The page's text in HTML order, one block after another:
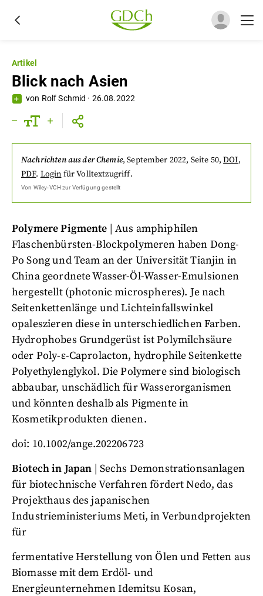
Artikel
Blick nach Asien
von Rolf Schmid · 26.08.2022
Nachrichten aus der Chemie,September 2022, Seite 50,DOI,
PDF. Login für Volltextzugriff.
Von Wiley-VCHzur Verfügung gestellt
Polymere Pigmente | Aus amphiphilen
Flaschenbürsten-Blockpolymeren haben Dong-
Po Song und Team an der Universität Tianjin in
China geordnete Wasser-Öl-Wasser-Emulsionen
hergestellt (photonic microspheres). Je nach
Seitenkettenlänge und Lichteinfallswinkel
opaleszieren diese in unterschiedlichen Farben.
Hydrophobes Grundgerüst ist Polymilchsäure
oder Poly-ε-Caprolacton, hydrophile Seitenkette
Polyethylenglykol. Die Polymere sind biologisch
abbaubar, unschädlich für Wasserorganismen
und könnten deshalb als Pigmente in
Kosmetikprodukten dienen.
doi: 10.1002/ange.202206723
Biotech in Japan | Sechs Demonstrationsanlagen
für biotechnische Verfahren fördert Nedo, das
Projekthaus des japanischen
Industrieministeriums Meti, in Verbundprojekten
für
fermentative Herstellung von Ölen und Fetten aus
Biomasse mit dem Erdöl- und
Energieunternehmen Idemitsu Kosan,